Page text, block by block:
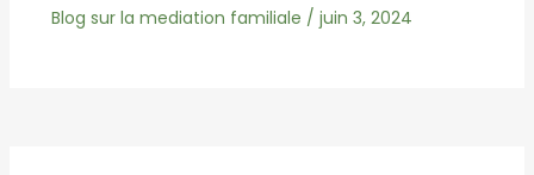
Blog sur la mediation familiale / juin 3, 2024